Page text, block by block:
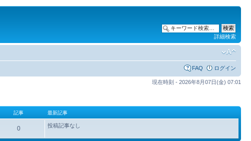
詳細検索
FAQ ログイン
現在時刻 - 2026年8月07日(金) 07:01
記事 最新記事
0 投稿記事なし